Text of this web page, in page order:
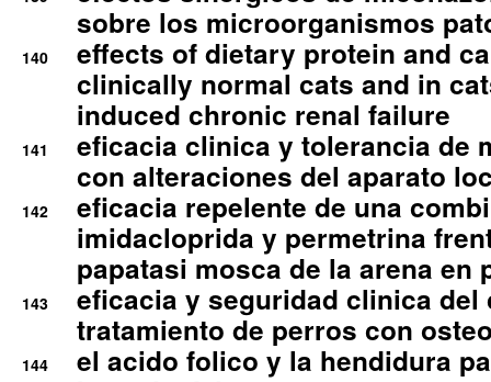
sobre los microorganismos
140
effects of dietary protein and
clinically normal cats and in
induced chronic renal failure
141
eficacia clinica y tolerancia de
con alteraciones del aparato
142
eficacia repelente de una
imidacloprida y permetrina
papatasi mosca de la arena en
143
eficacia y seguridad clinica del
tratamiento de perros con
144
el acido folico y la hendidura